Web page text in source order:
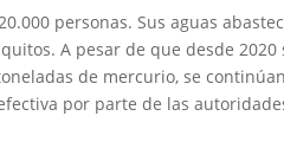
personas. Sus aguas
A pesar de que desde 2020
de mercurio, se continúan
por parte de las